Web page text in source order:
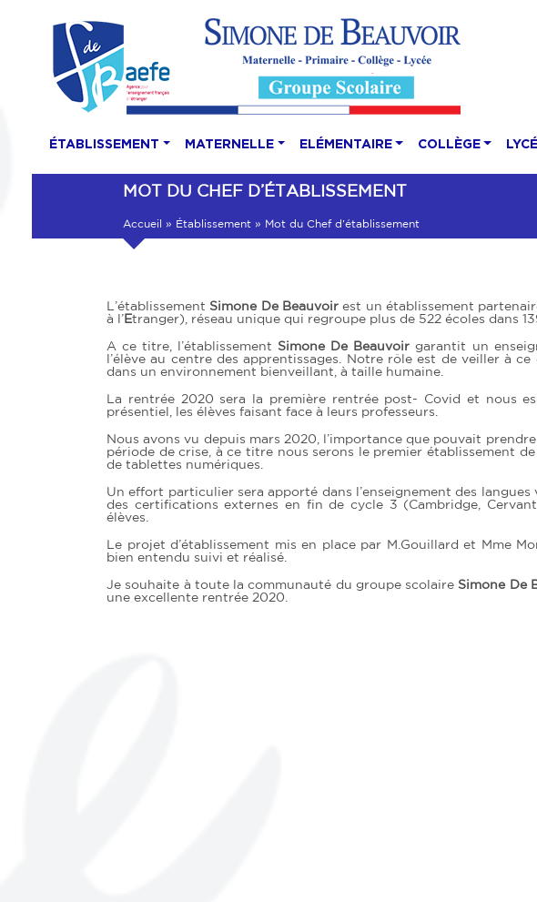
ÉTABLISSEMENT MATERNELLE ELÉMENTAIRE COLLÈGE
MOT DU CHEF D’ÉTABLISSEMENT
Accueil » Établissement» Mot du Chef d’établissement
L’établissement Simone De Beauvoirest un établissement
à l’ Etranger), réseau unique qui regroupe plus de 522 écoles dans
A ce titre, l’établissement Simone De Beauvoir garantit un
l’élève au centre des apprentissages. Notre rôle est de veiller à
dans un environnement bienveillant, à taille humaine.
La rentrée 2020 sera la première rentrée post- Covid et nous
présentiel, les élèves faisant face à leurs professeurs.
Nous avons vu depuis mars 2020, l’importance que pouvait
période de crise, à ce titre nous serons le premier établissement
de tablettes numériques.
Un effort particulier sera apporté dans l’enseignement des
des certifications externes en fin de cycle 3 (Cambridge,
élèves.
Le projet d’établissement mis en place par M.Gouillard et Mme
bien entendu suivi et réalisé.
Je souhaite à toute la communauté du groupe scolaire Simone De
une excellente rentrée 2020.